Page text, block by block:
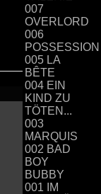
007
OVERLORD
006
POSSESSION
005 LA
BÊTE
004 EIN
KIND ZU
TÖTEN...
003
MARQUIS
002 BAD
BOY
BUBBY
001 IM